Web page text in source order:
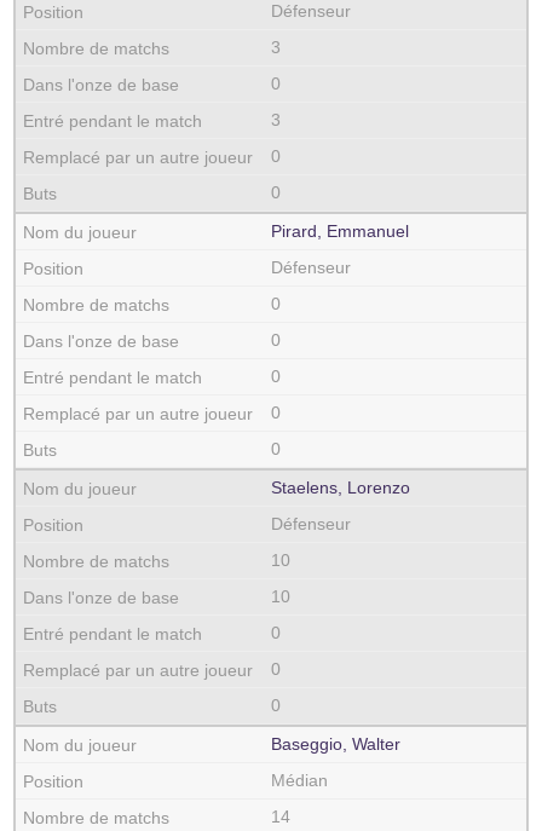
Défenseur
3
0
3
0
0
Pirard, Emmanuel
Défenseur
0
0
0
0
0
Staelens, Lorenzo
Défenseur
10
10
0
0
0
Baseggio, Walter
Médian
14